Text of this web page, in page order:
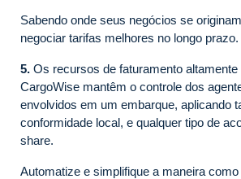
Sabendo onde seus negócios se
negociar tarifas melhores no longo prazo.
5. Os recursos de faturamento altamente
CargoWise mantêm o controle dos
envolvidos em um embarque, aplicando
conformidade local, e qualquer tipo de
share.
Automatize e simplifique a maneira